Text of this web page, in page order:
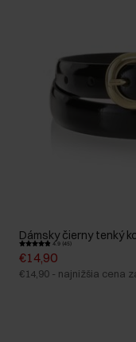
Dámsky čierny tenký
4.9 (45)
€14,90
€14,90 - najnižšia cena